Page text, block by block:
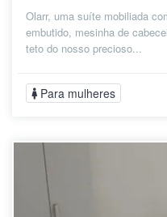
Olarr, uma suíte mobiliada
embutido, mesinha de
teto do nosso precioso...
Para mulheres